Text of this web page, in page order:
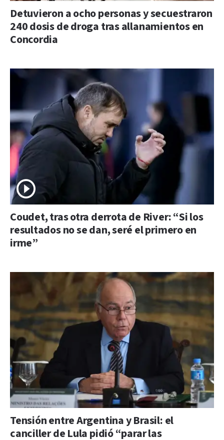
Detuvieron a ocho personas y secuestraron
240 dosis de droga tras allanamientos en
Concordia
Coudet, tras otra derrota de River: “Si los
resultados no se dan, seré el primero en
irme”
Tensión entre Argentina y Brasil: el
canciller de Lula pidió “parar las